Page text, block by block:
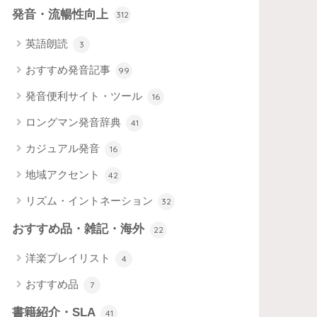
発音・流暢性向上 312
英語朗読 3
おすすめ発音記事 99
発音便利サイト・ツール 16
ロングマン発音辞典 41
カジュアル発音 16
地域アクセント 42
リズム・イントネーション 32
おすすめ品・雑記・海外 22
洋楽プレイリスト 4
おすすめ品 7
書籍紹介・SLA 41